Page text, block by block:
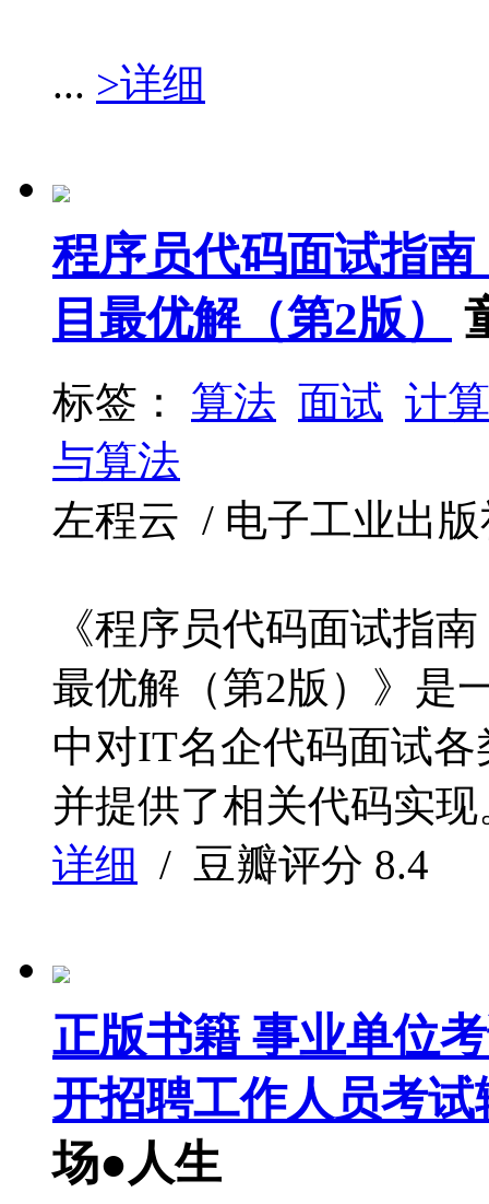
... >详细
程序员代码面试指
目最优解（第2版）
标签： 算法 面试 计
与算法
左程云 / 电子工业出
《程序员代码面试指
最优解（第2版）》是
中对IT名企代码面试
并提供了相关代码实
详细 / 豆瓣评分 8.4
正版书籍 事业单位
开招聘工作人员考
场●人生